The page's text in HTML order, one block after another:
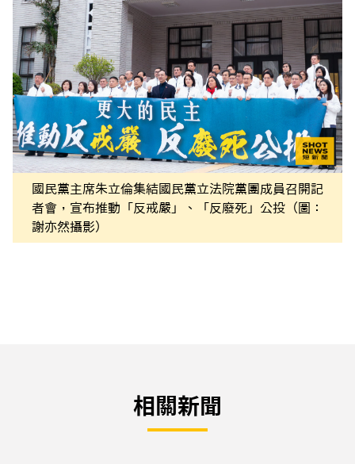
國民黨主席朱立倫集結國民黨立法院黨團成員召開記
者會，宣布推動「反戒嚴」、「反廢死」公投（圖：
謝亦然攝影）
相關新聞